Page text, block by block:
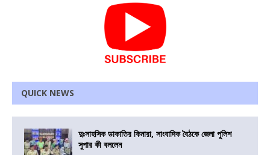
QUICK NEWS
দুঃসাহসিক ডাকাতির কিনারা, সাংবাদিক বৈঠকে জেলা পুলিশ
সুপার কী বললেন